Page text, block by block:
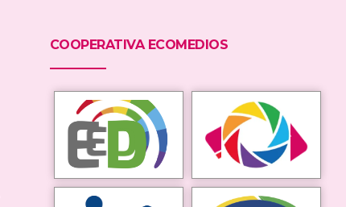
COOPERATIVA ECOMEDIOS